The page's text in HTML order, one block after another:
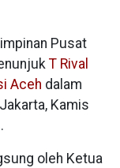
Pusat
T Rival
Aceh dalam
Kamis
oleh Ketua